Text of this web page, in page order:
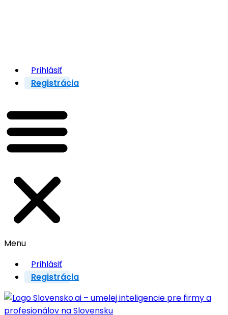
Prihlásiť
Registrácia
Menu
Prihlásiť
Registrácia